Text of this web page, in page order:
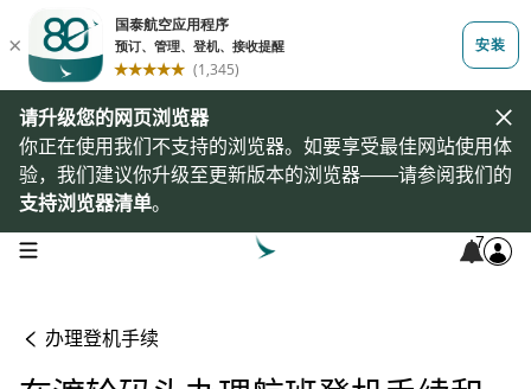
请升级您的网页浏览器
你正在使用我们不支持的浏览器。如要享受最佳网站使用体
验，我们建议你升级至更新版本的浏览器——请参阅我们的
支持浏览器清单。
open navigation menu 7
办理登机手续